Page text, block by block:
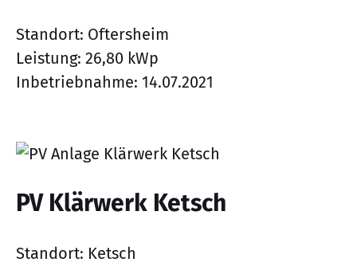
Standort: Oftersheim
Leistung: 26,80 kWp
Inbetriebnahme: 14.07.2021
PV Klärwerk Ketsch
Standort: Ketsch